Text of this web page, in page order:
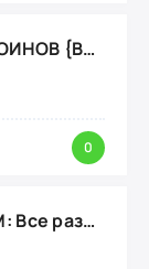
Eternal Empire: ЭПОХИ ВОИНОВ {ВЗЛОМ: бесплатные покупки}
0
Gun Club Armory {ВЗЛОМ: Все разблокировано}